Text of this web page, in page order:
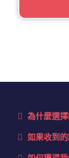
為什麼選
如果收到